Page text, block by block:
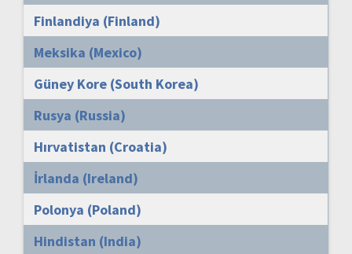
Finlandiya (Finland)
Meksika (Mexico)
Güney Kore (South Korea)
Rusya (Russia)
Hırvatistan (Croatia)
İrlanda (Ireland)
Polonya (Poland)
Hindistan (India)